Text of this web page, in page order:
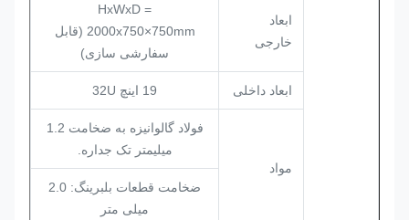
ابعاد
خارجی
HxWxD =
2000x750×750mm (قابل
سفارشی سازی)
ابعاد داخلی 19 اینچ 32U
مواد
فولاد گالوانیزه به ضخامت 1.2
میلیمتر تک جداره.
ضخامت قطعات بلبرینگ: 2.0
میلی متر